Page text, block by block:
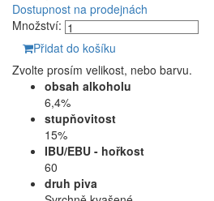
Dostupnost na prodejnách
Množství:
Přidat do košíku
Zvolte prosím velikost, nebo barvu.
obsah alkoholu
6,4%
stupňovitost
15%
IBU/EBU - hořkost
60
druh piva